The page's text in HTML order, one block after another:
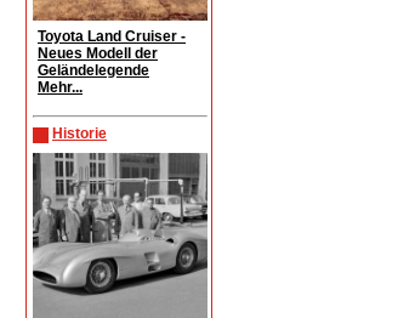
Toyota Land Cruiser -
Neues Modell der
Geländelegende
Mehr...
Historie